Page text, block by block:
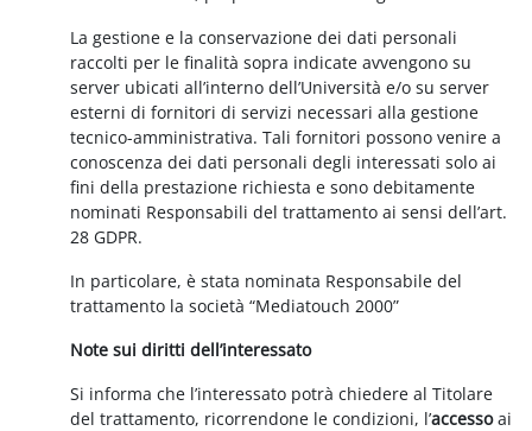
La gestione e la conservazione dei dati personali
raccolti per le finalità sopra indicate avvengono su
server ubicati all’interno dell’Università e/o su server
esterni di fornitori di servizi necessari alla gestione
tecnico-amministrativa. Tali fornitori possono venire a
conoscenza dei dati personali degli interessati solo ai
fini della prestazione richiesta e sono debitamente
nominati Responsabili del trattamento ai sensi dell’art.
28 GDPR.
In particolare, è stata nominata Responsabile del
trattamento la società “Mediatouch 2000”
Note sui diritti dell’interessato
Si informa che l’interessato potrà chiedere al Titolare
del trattamento, ricorrendone le condizioni, l’accessoai